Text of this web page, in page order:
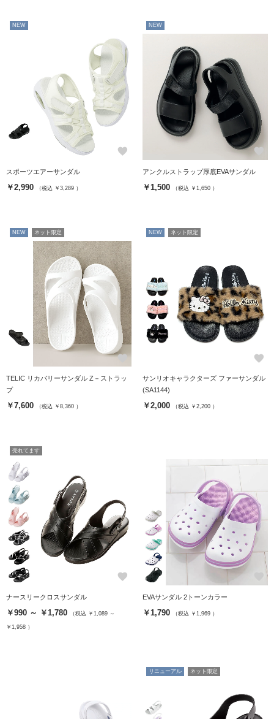
NEW
favorite
スポーツエアーサンダル
￥2,990 （税込 ￥3,289 ）
NEW
favorite
アンクルストラップ厚底EVAサンダル
￥1,500 （税込 ￥1,650 ）
NEW ネット限定
favorite
TELIC リカバリーサンダル Z－ストラッ
プ
￥7,600 （税込 ￥8,360 ）
NEW ネット限定
favorite
サンリオキャラクターズ ファーサンダル
(SA1144)
￥2,000 （税込 ￥2,200 ）
売れてます
favorite
ナースリークロスサンダル
￥990 ～ ￥1,780 （税込 ￥1,089 ～
￥1,958 ）
EVAサンダル 2トーンカラー
￥1,790 （税込 ￥1,969 ）
リニューアル ネット限定